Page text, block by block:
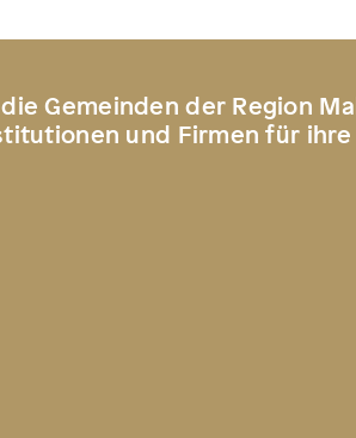
Gemeinden der Region
und Firmen für